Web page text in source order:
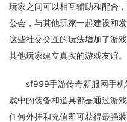
玩家之间可以相互辅助和配合
公会，与其他玩家一起建设和
这些社交交互的玩法增加了游
其他玩家建立真实的游戏友谊。
sf999手游传奇新服网手
戏中的装备和道具都是通过游
任何外挂和充值即可获得最强